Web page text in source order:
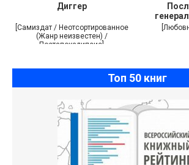
Диггер
[Самиздат / Неотсортированное
(Жанр неизвестен) /
Постапокалипсис]
Топ 50 книг